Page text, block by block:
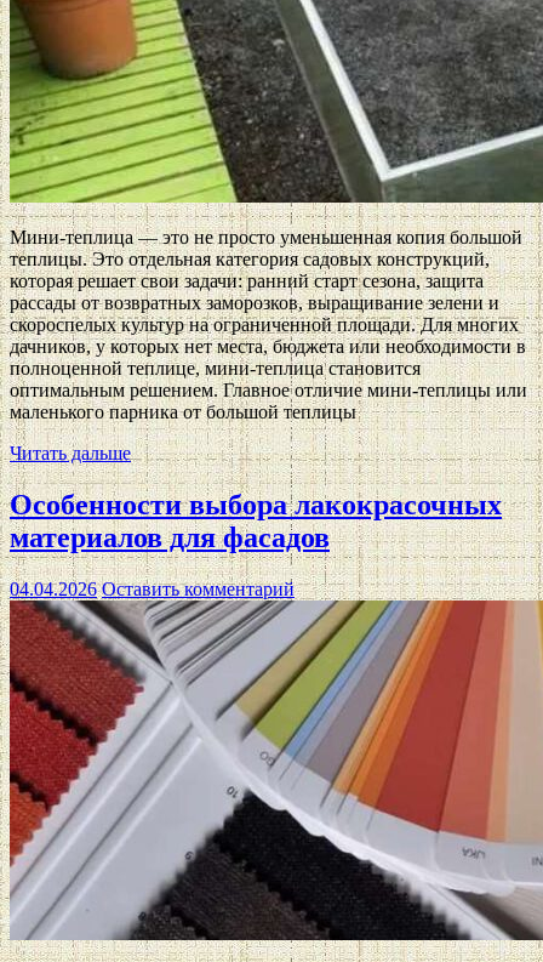
Мини-теплица — это не просто уменьшенная копия большой
теплицы. Это отдельная категория садовых конструкций,
которая решает свои задачи: ранний старт сезона, защита
рассады от возвратных заморозков, выращивание зелени и
скороспелых культур на ограниченной площади. Для многих
дачников, у которых нет места, бюджета или необходимости в
полноценной теплице, мини-теплица становится
оптимальным решением. Главное отличие мини-теплицы или
маленького парника от большой теплицы
Читать дальше
Особенности выбора лакокрасочных
материалов для фасадов
04.04.2026 Оставить комментарий